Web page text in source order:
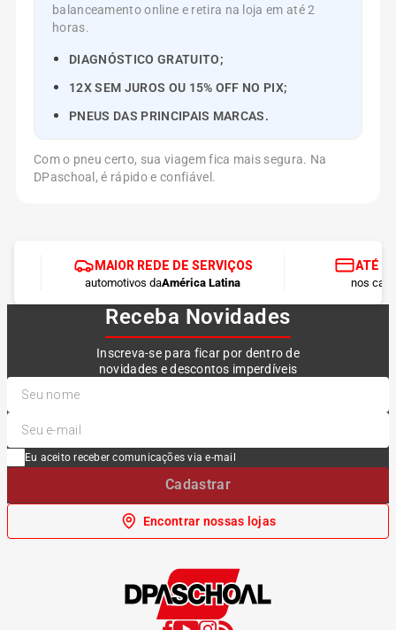
balanceamento online e retira na loja em até 2
horas.
DIAGNÓSTICO GRATUITO;
12X SEM JUROS OU 15% OFF NO PIX;
PNEUS DAS PRINCIPAIS MARCAS.
Com o pneu certo, sua viagem fica mais segura. Na
DPaschoal, é rápido e confiável.
MAIOR REDE DE SERVIÇOS
automotivos daAmérica Latina
ATÉ
nos
Receba Novidades
Inscreva-se para ficar por dentro de
novidades e descontos imperdíveis
Eu aceito receber comunicações via e-mail
Cadastrar
Encontrar nossas lojas